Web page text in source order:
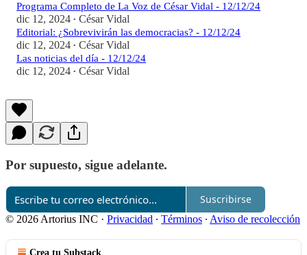
Programa Completo de La Voz de César Vidal - 12/12/24
dic 12, 2024 • César Vidal
Editorial: ¿Sobrevivirán las democracias? - 12/12/24
dic 12, 2024 • César Vidal
Las noticias del día - 12/12/24
dic 12, 2024 • César Vidal
Por supuesto, sigue adelante.
Suscribirse
© 2026 Artorius INC · Privacidad ∙ Términos ∙ Aviso de recolección
Crea tu Substack